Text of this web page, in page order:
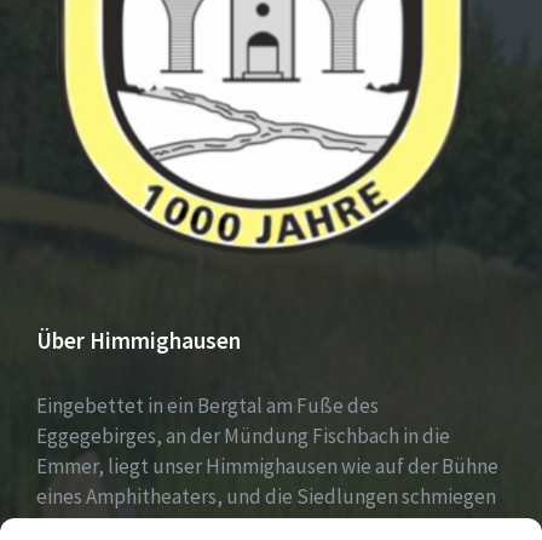
Über Himmighausen
Eingebettet in ein Bergtal am Fuße des
Eggegebirges, an der Mündung Fischbach in die
Emmer, liegt unser Himmighausen wie auf der Bühne
eines Amphitheaters, und die Siedlungen schmiegen
sich an die umgebenden, seit Jahrhunderten mit